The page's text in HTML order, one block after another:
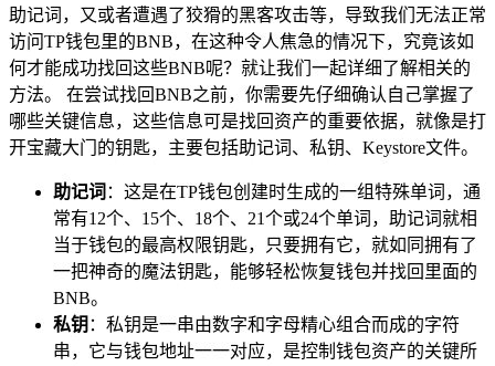
助记词，又或者遭遇了狡猾的黑客攻击等，导致我们无法正常
访问TP钱包里的BNB，在这种令人焦急的情况下，究竟该如
何才能成功找回这些BNB呢？就让我们一起详细了解相关的
方法。 在尝试找回BNB之前，你需要先仔细确认自己掌握了
哪些关键信息，这些信息可是找回资产的重要依据，就像是打
开宝藏大门的钥匙，主要包括助记词、私钥、Keystore文件。
助记词 ：这是在TP钱包创建时生成的一组特殊单词，通
常有12个、15个、18个、21个或24个单词，助记词就相
当于钱包的最高权限钥匙，只要拥有它，就如同拥有了
一把神奇的魔法钥匙，能够轻松恢复钱包并找回里面的
BNB。
私钥 ：私钥是一串由数字和字母精心组合而成的字符
串，它与钱包地址一一对应，是控制钱包资产的关键所